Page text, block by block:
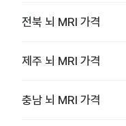
전북 뇌 MRI 가격
제주 뇌 MRI 가격
충남 뇌 MRI 가격